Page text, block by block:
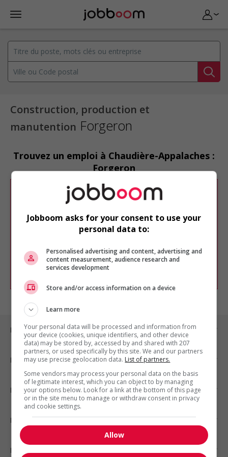
Construction, production et
manutention Forgeron
Trouvez un emploi à Chaudière-Appalaches :
Forgeron
Désolé, cette recherche n'a produit aucun
résultat.
Veuillez faire une nouvelle recherche.
Vous pouvez en tout temps utiliser nos
chercher un poste selon votre profil
d'intérêt en emploi en vousinscrivant
comme membre Jobboom.
Emplois par ville
Emplois par secteur
Emplois par statut
Emplois par type
Nos suggestions
Jobboom asks for your consent to use your
personal data to:
Personalised advertising and content, advertising and
content measurement, audience research and
services development
Store and/or access information on a device
Learn more
Your personal data will be processed and information from
your device (cookies, unique identifiers, and other device
data) may be stored by, accessed by and shared with 207
partners, or used specifically by this site. We and our partners
may use precise geolocation data. List of partners.
Some vendors may process your personal data on the basis
of legitimate interest, which you can object to by managing
your options below. Look for a link at the bottom of this page
or in the site menu to manage or withdraw consent in privacy
and cookie settings.
Allow